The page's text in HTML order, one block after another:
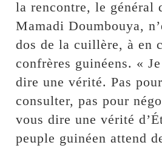
la rencontre, le général
Mamadi Doumbouya,
dos de la cuillère, à en
confrères guinéens. «
dire une vérité. Pas
consulter, pas pour
vous dire une vérité
peuple guinéen attend